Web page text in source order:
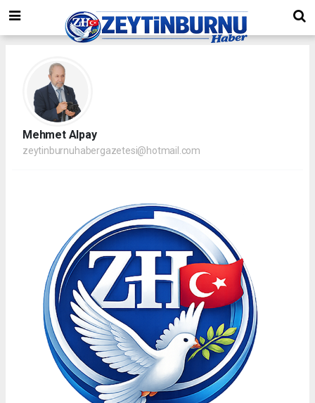
Mehmet Alpay
zeytinburnuhabergazetesi@hotmail.com